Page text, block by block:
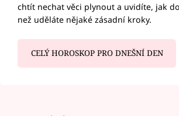
chtít nechat věci plynout a uvidíte, jak
než uděláte nějaké zásadní kroky.
CELÝ HOROSKOP PRO DNEŠNÍ DEN